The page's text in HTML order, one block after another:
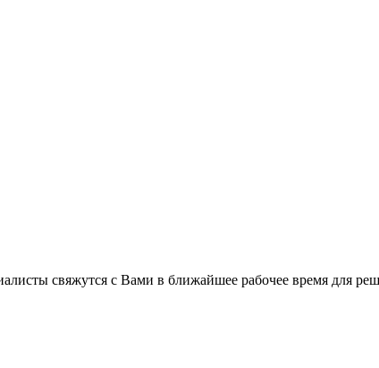
свяжутся с Вами в ближайшее рабочее время для